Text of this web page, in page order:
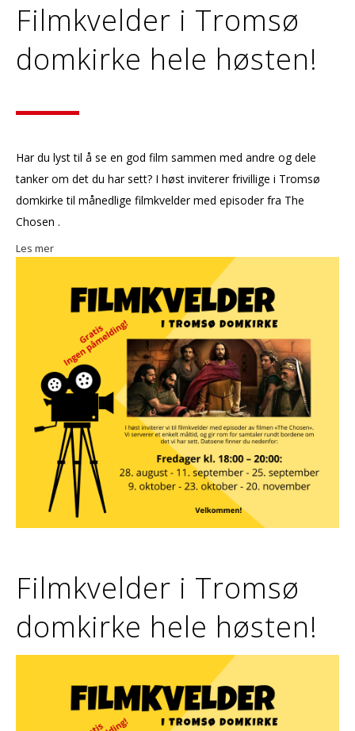
Filmkvelder i Tromsø
domkirke hele høsten!
Har du lyst til å se en god film sammen med andre og dele
tanker om det du har sett? I høst inviterer frivillige i Tromsø
domkirke til månedlige filmkvelder med episoder fra The
Chosen .
Les mer
Filmkvelder i Tromsø
domkirke hele høsten!